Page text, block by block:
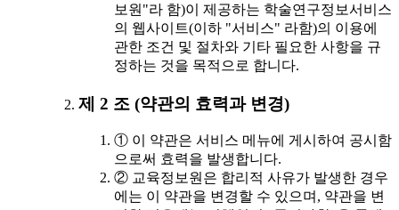
보원"라 함)이 제공하는 학술연구정보서비스
의 웹사이트(이하 "서비스" 라함)의 이용에
관한 조건 및 절차와 기타 필요한 사항을 규
정하는 것을 목적으로 합니다.
제 2 조 (약관의 효력과 변경)
① 이 약관은 서비스 메뉴에 게시하여 공시함
으로써 효력을 발생합니다.
② 교육정보원은 합리적 사유가 발생한 경우
에는 이 약관을 변경할 수 있으며, 약관을 변